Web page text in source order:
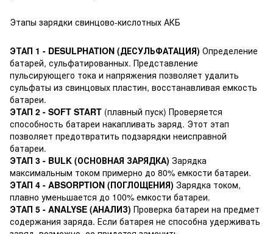
Этапы зарядки свинцово-кислотных АКБ
ЭТАП 1 - DESULPHATION (ДЕСУЛЬФАТАЦИЯ) Определение
батарей, сульфатированных. Представление
пульсирующего тока и напряжения позволяет удалить
сульфаты из свинцовых пластин, восстанавливая емкость
батареи.
ЭТАП 2 - SOFT START (плавный пуск) Проверяется
способность батареи накапливать заряд. Этот этап
позволяет предотвратить подзарядки неисправной
батареи.
ЭТАП 3 - BULK (ОСНОВНАЯ ЗАРЯДКА) Зарядка
максимальным током примерно до 80% емкости батареи.
ЭТАП 4 - ABSORPTION (ПОГЛОЩЕНИЯ) Зарядка током,
плавно уменьшается до 100% емкости батареи.
ЭТАП 5 - ANALYSE (АНАЛИЗ) Проверка батареи на предмет
содержания заряда. Если батарея не способна удерживать